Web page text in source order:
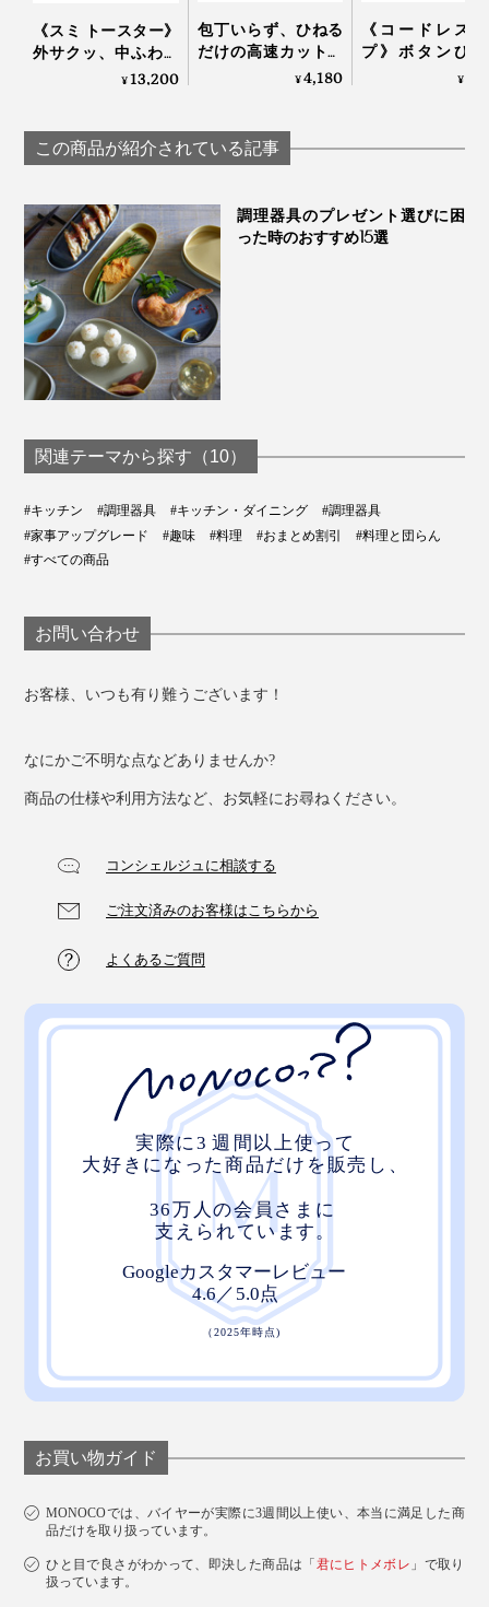
素材そのもののおいしさを引き出す『hast.』のエディシ
ョンナイフ。
食材にスッとナイフが入る気持ちよさ、きれいに切れる
喜びを、あなたの手で確かめてみてください。いつのま
《スミ トースター》
外サクッ、中ふわっ
と焼きあがる、炭プ
¥13,200
包丁いらず、ひねる
だけの高速カット！
生姜やパセリにも使
ル」｜Garlic Twist 4.0
¥4,180
《コードレス
プ》ボタンひ
で、刻む・混ぜ
¥
この商品が紹介されている記事
調理器具のプレゼント選びに困
った時のおすすめ15選
関連テーマから探す（10）
#キッチン #調理器具 #キッチン・ダイニング
#調理器具
#家事アップグレード
#趣味 #料理 #おまとめ割引
#料理と団らん
#すべての商品
お問い合わせ
お客様、いつも有り難うございます！
なにかご不明な点などありませんか?
商品の仕様や利用方法など、お気軽にお尋ねください。
コンシェルジュに相談する
ご注文済みのお客様はこちらから
よくあるご質問
お買い物ガイド
MONOCOでは、バイヤーが実際に3週間以上使い、本当に満足した商
品だけを取り扱っています。
ひと目で良さがわかって、即決した商品は「 君にヒトメボレ 」で取り
扱っています。